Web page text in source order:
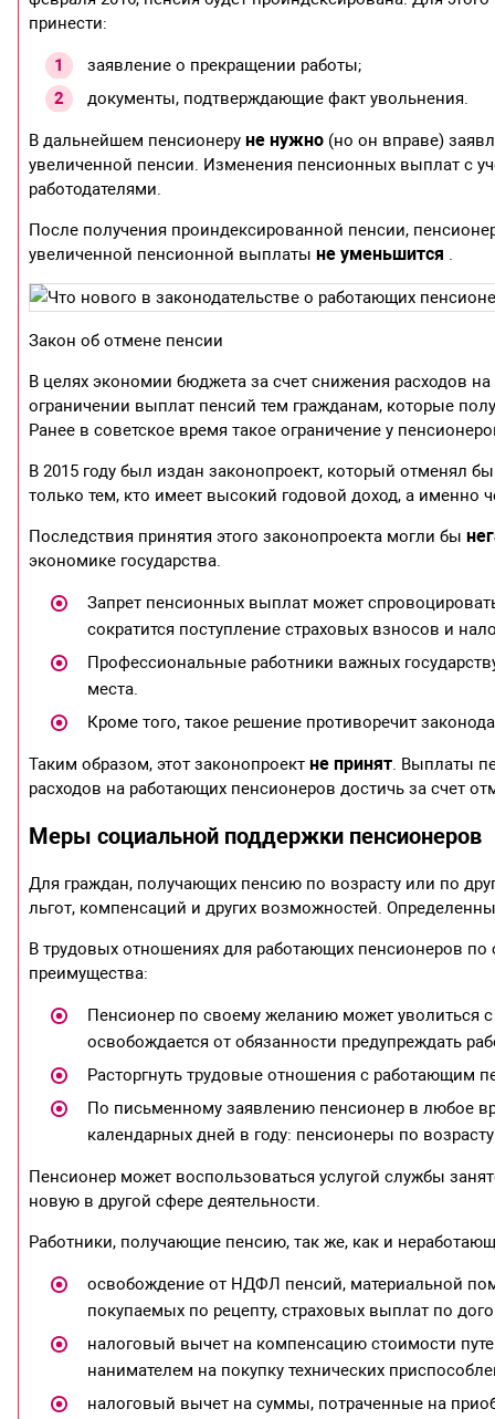
принести:
заявление о прекращении работы;
документы, подтверждающие факт увольнения.
В дальнейшем пенсионеруне нужно (но он вправе)
увеличенной пенсии. Изменения пенсионных выплат с
работодателями.
После получения проиндексированной пенсии,
увеличенной пенсионной выплатыне уменьшится .
Закон об отмене пенсии
В целях экономии бюджета за счет снижения расходов
ограничении выплат пенсий тем гражданам, которые
Ранее в советское время такое ограничение у
В 2015 году был издан законопроект, который отменял
только тем, кто имеет высокий годовой доход, а именно
Последствия принятия этого законопроекта могли бы
экономике государства.
Запрет пенсионных выплат может
сократится поступление страховых взносов и
Профессиональные работники важных
места.
Кроме того, такое решение противоречит
Таким образом, этот законопроектне принят. Выплаты
расходов на работающих пенсионеров достичь за счет
Меры социальной поддержки пенсионеров
Для граждан, получающих пенсию по возрасту или по
льгот, компенсаций и других возможностей.
В трудовых отношениях для работающих пенсионеров
преимущества:
Пенсионер по своему желанию может уволиться
освобождается от обязанности предупреждать
Расторгнуть трудовые отношения с работающим
По письменному заявлению пенсионер в любое
календарных дней в году: пенсионеры по
Пенсионер может воспользоваться услугой службы
новую в другой сфере деятельности.
Работники, получающие пенсию, так же, как и
освобождение от НДФЛ пенсий, материальной
покупаемых по рецепту, страховых выплат по
налоговый вычет на компенсацию стоимости
нанимателем на покупку технических
налоговый вычет на суммы, потраченные на